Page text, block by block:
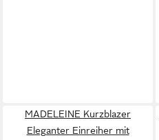
MADELEINE Kurzblazer
Eleganter Einreiher mit